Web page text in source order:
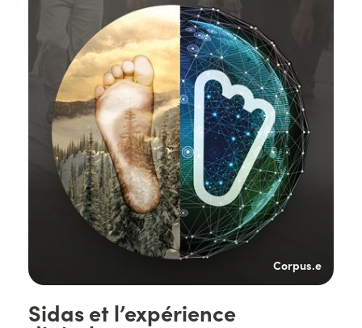
Titre
Sidas et l’expérience
d'illustration
Corpus.e